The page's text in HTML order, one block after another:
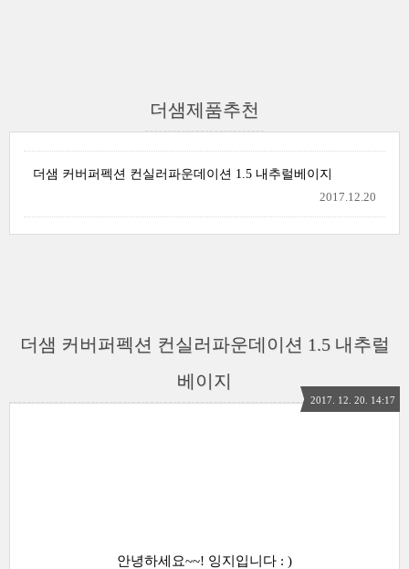
더샘제품추천
더샘 커버퍼펙션 컨실러파운데이션 1.5 내추럴베이지
2017.12.20
더샘 커버퍼펙션 컨실러파운데이션 1.5 내추럴
베이지
2017. 12. 20. 14:17
안녕하세요~~! 잉지입니다 : )